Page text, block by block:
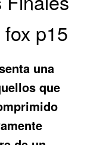
p15
una
que